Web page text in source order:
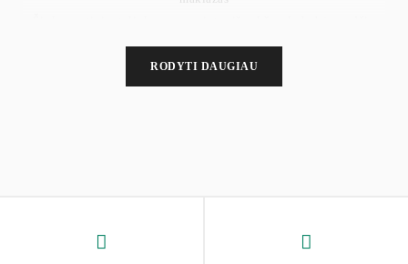
dilimui ir lengvai valoma, todėl gali būti naudojama ilgai
Paprastas dizainas, švarios linijos ir gryna juoda spalva suteikia
RODYTI DAUGIAU